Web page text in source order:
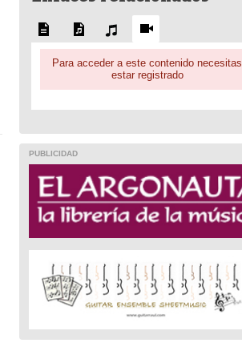
Para acceder a este contenido necesitas
estar registrado
PUBLICIDAD